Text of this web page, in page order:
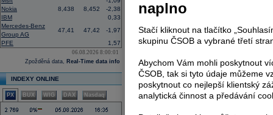
Nokia
8,438 8,452
-2,38
IBM
0,33
Mercedes-Benz
Group AG
47,41 47,42
-1,97
PFE
1,57
06.08.2026 8:00:01
Zpožděná data, Real-Time data info
INDEXY ONLINE
PX BUX WIG DAX Nasdaq
naplno
Stačí kliknout na tlačítko
skupinu ČSOB a vybrané třetí
Abychom Vám mohli poskytnout
ČSOB, tak si tyto údaje můžeme
poskytnout co nejlepší klientský
analytická činnost a předávání